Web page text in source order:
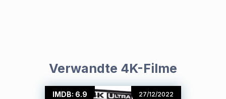
Verwandte 4K-Filme
IMDB: 6.9 27/12/2022